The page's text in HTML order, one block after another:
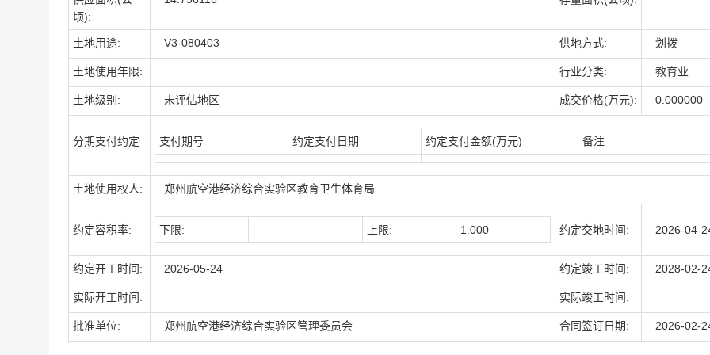
顷):
土地用途: V3-080403 供地方式: 划拨
土地使用年限: 行业分类: 教育业
土地级别: 未评估地区 成交价格(万元): 0.000000
分期支付约定 支付期号 约定支付日期 约定支付金额(万元) 备注
土地使用权人: 郑州航空港经济综合实验区教育卫生体育局
约定容积率: 下限: 上限: 1.000 约定交地时间: 2026-04-
约定开工时间: 2026-05-24 约定竣工时间: 2028-02-
实际开工时间: 实际竣工时间:
批准单位: 郑州航空港经济综合实验区管理委员会 合同签订日期: 2026-02-